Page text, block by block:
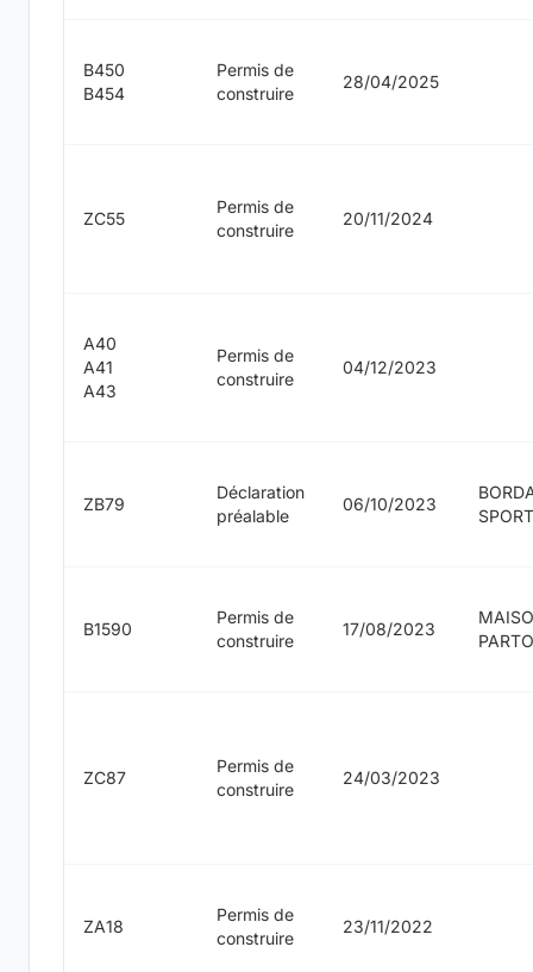
B450
B454
Permis de
construire
28/04/2025
ZC55
Permis de
construire
20/11/2024
A40
A41
A43
Permis de
construire
04/12/2023
ZB79
Déclaration
préalable
06/10/2023
SPORT
B1590
Permis de
construire
17/08/2023
ZC87
Permis de
construire
24/03/2023
ZA18
Permis de
construire
23/11/2022